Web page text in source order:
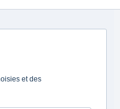
et des